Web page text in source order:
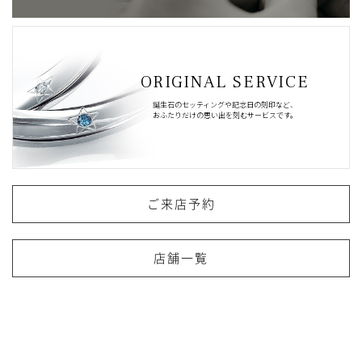
ORIGINAL SERVICE
誕生石のセッティングや記念日の刻印など、
おふたりだけの思い出を刻むサービスです。
ご来店予約
店舗一覧